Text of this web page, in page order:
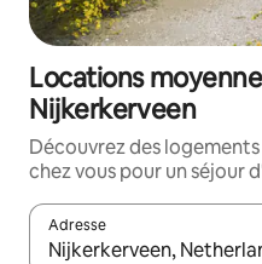
Locations
Nijkerkerveen
Découvrez des
chez vous pour un séjour
Adresse
Lorsque les résultats